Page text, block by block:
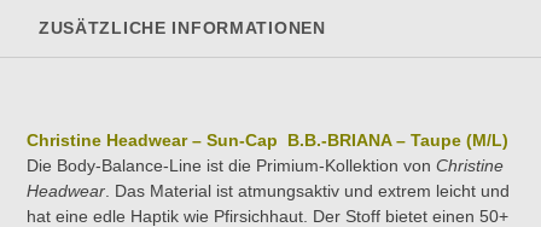
ZUSÄTZLICHE INFORMATIONEN
Christine Headwear – Sun-Cap B.B.-BRIANA – Taupe (M/L)
Die Body-Balance-Line ist die Primium-Kollektion vonChristine
Headwear . Das Material ist atmungsaktiv und extrem leicht und
hat eine edle Haptik wie Pfirsichhaut. Der Stoff bietet einen 50+